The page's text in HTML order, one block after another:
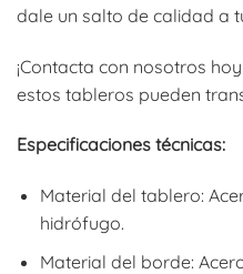
dale un salto de calidad a
¡Contacta con nosotros
estos tableros pueden
Especificaciones técnicas:
Material del tablero:
hidrófugo.
Material del borde: